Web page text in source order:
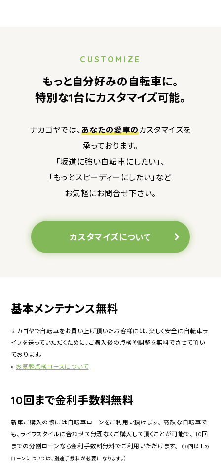
CUSTOMIZE
もっと自分好みの自転車に。
特別な1台にカスタマイズ可能。
ナカゴヤでは、 あなたの愛車のカスタマイズを
承っております。
「坂道に強い自転車にしたい」、
「もっとスピーディーにしたい」など
お気軽にお問合せ下さい。
カスタマイズについて
基本メンテナンス無料
ナカゴヤで自転車をお買い上げ頂いたお客様には、楽しく安全に自転車ラ
イフを送っていただくために、ご購入後の点検や調整を無料でさせて頂い
ております。
» お気軽点検コースについて
10回まで金利手数料無料
新車ご購入の際には自転車ローンをご利用い頂けます。 高額な自転車で
も、ライフスタイルに合わせて無理なくご購入して頂くことが可能で、 10回
までの分割ローンなら金利手数料無料でご利用いただけます。
（10回以上の
ローンについては、別途手数料が必要になります。）